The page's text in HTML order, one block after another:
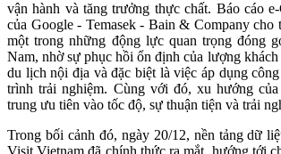
vận hành và tăng trưởng thực chất. Báo cáo
của Google - Temasek - Bain & Company cho
một trong những động lực quan trọng đóng
Nam, nhờ sự phục hồi ổn định của lượng khách
du lịch nội địa và đặc biệt là việc áp dụng
trình trải nghiệm. Cùng với đó, xu hướng
trung ưu tiên vào tốc độ, sự thuận tiện và trải
Trong bối cảnh đó, ngày 20/12, nền tảng dữ
Visit Vietnam đã chính thức ra mắt, hướng tới